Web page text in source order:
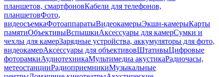
планшетов, смартфоновКабели для телефонов,
планшетовФото,
видеосъемкаФотоаппаратыВидеокамерыЭкшн-камерыКарты
памятиОбъективыВспышкиАксессуары для камерСумки и
чехлы для камерЗарядные устройства, аккумуляторы для фото,
видеокамерАксессуары для объективовШтативыЦифровые
фоторамкиАудиотехникаМультимедиа акустикаРадиочасы,
метеостанцииРадиоприемникиМузыкальные